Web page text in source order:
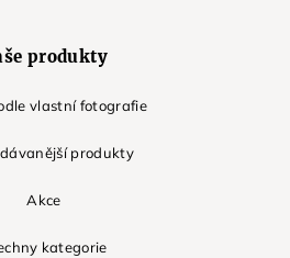
produkty
vlastní fotografie
produkty
Akce
kategorie